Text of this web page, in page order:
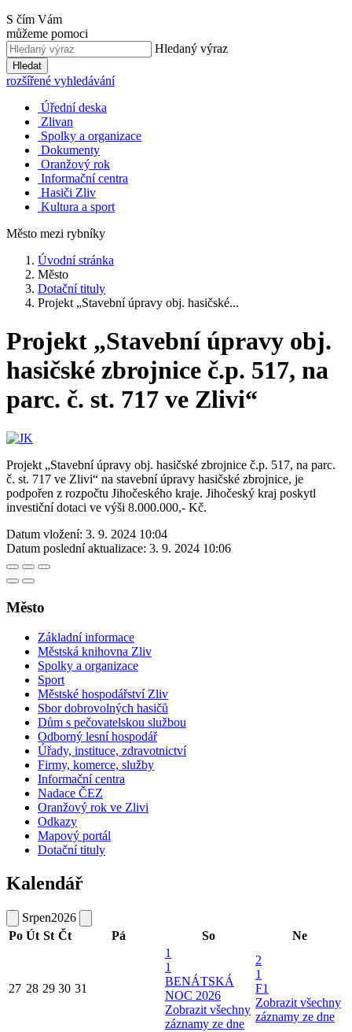
S čím Vám
můžeme pomoci
Hledaný výraz
Hledat
rozšířené vyhledávání
Úřední deska
Zlivan
Spolky a organizace
Dokumenty
Oranžový rok
Informační centra
Hasiči Zliv
Kultura a sport
Město mezi rybníky
Úvodní stránka
Město
Dotační tituly
Projekt „Stavební úpravy obj. hasičské...
Projekt „Stavební úpravy obj.
hasičské zbrojnice č.p. 517, na
parc. č. st. 717 ve Zlivi“
Projekt „Stavební úpravy obj. hasičské zbrojnice č.p. 517, na parc.
č. st. 717 ve Zlivi“ na stavební úpravy hasičské zbrojnice, je
podpořen z rozpočtu Jihočeského kraje. Jihočeský kraj poskytl
investiční dotaci ve výši 8.000.000,- Kč.
Datum vložení: 3. 9. 2024 10:04
Datum poslední aktualizace: 3. 9. 2024 10:06
Město
Základní informace
Městská knihovna Zliv
Spolky a organizace
Sport
Městské hospodářství Zliv
Sbor dobrovolných hasičů
Dům s pečovatelskou službou
Odborný lesní hospodář
Úřady, instituce, zdravotnictví
Firmy, komerce, služby
Informační centra
Nadace ČEZ
Oranžový rok ve Zlivi
Odkazy
Mapový portál
Dotační tituly
Kalendář
Srpen2026
Po Út St Čt Pá So Ne
27 28 29 30 31
1
1
BENÁTSKÁ
NOC 2026
Zobrazit všechny
záznamy ze dne
2
1
F1
Zobrazit všechny
záznamy ze dne